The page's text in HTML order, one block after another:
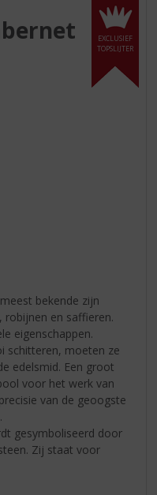
EXCLUSIEF
TOPSLIJTER
bekende zijn
robijnen en saffieren.
eigenschappen.
schitteren, moeten ze
edelsmid. Een groot
voor het werk van
van de geoogste
gesymboliseerd door
Zij staat voor